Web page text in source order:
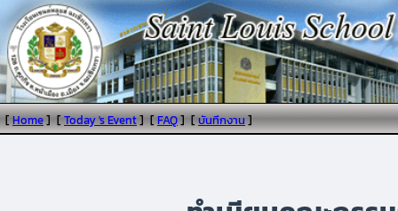
[Home] [Today 's Event] [FAQ] [บันทึกงาน]